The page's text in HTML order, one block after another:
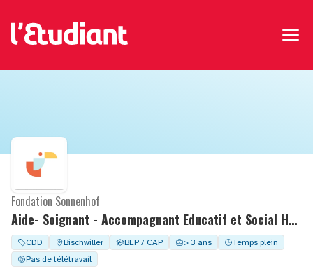
Aide- Soignant - Accompagnant Educatif et Social H/F - temps complet - FAM M. DURAND
Fondation Sonnenhof
CDD Bischwiller BEP / CAP > 3 ans
Temps plein
Pas de télétravail